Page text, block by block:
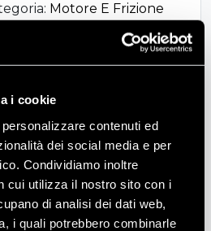
i cookie
contenuti ed
dei social media e per
Condividiamo inoltre
cui utilizza il nostro sito con i
di analisi dei dati web,
i quali potrebbero combinarle
Motore E Frizione
PER FILTRI CURSOR
aggiuntive